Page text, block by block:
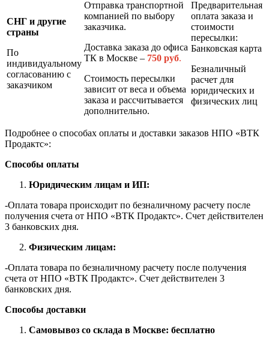
СНГ и другие
страны
По
индивидуальному
согласованию с
заказчиком
Отправка транспортной
компанией по выбору
заказчика.
Доставка заказа до офиса
ТК в Москве – 750 руб.
Стоимость пересылки
зависит от веса и объема
заказа и рассчитывается
дополнительно.
Предварительная
оплата заказа и
стоимости
пересылки:
Банковская карта
Безналичный
расчет для
юридических и
физических лиц
Подробнее о способах оплаты и доставки заказов НПО «ВТК
Продактс»:
Способы оплаты
Юридическим лицам и ИП:
-Оплата товара происходит по безналичному расчету после
получения счета от НПО «ВТК Продактс». Счет действителен
3 банковских дня.
Физическим лицам:
-Оплата товара по безналичному расчету после получения
счета от НПО «ВТК Продактс». Счет действителен 3
банковских дня.
Способы доставки
Самовывоз со склада в Москве: бесплатно